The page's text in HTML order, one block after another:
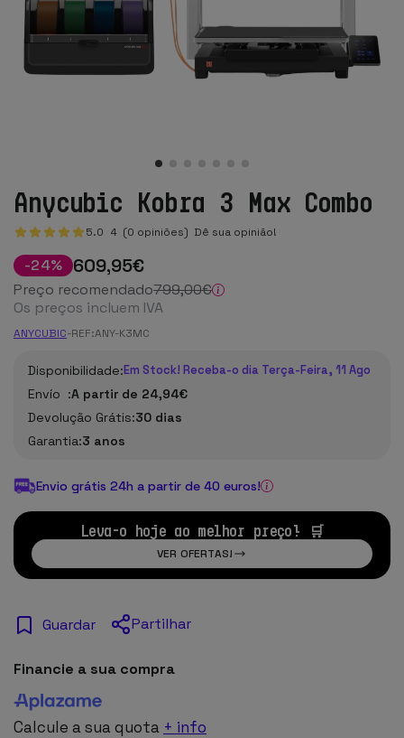
Anycubic Kobra 3 Max Combo
5.0 4 (0 opiniões) Dê sua opinião!
-24% 609,95€
Preço recomendado799,00€
Os preços incluem IVA
ANYCUBIC-REF:ANY-K3MC
Disponibilidade:Em Stock! Receba-o dia Terça-Feira, 11 Ago
Envío :A partir de 24,94€
Devolução Grátis:30 dias
Garantia:3 anos
Envio grátis 24h a partir de 40 euros!
Leva-o hoje ao melhor preço! 🛒
VER OFERTAS!
Guardar Partilhar
Financie a sua compra
Calcule a sua quota + info